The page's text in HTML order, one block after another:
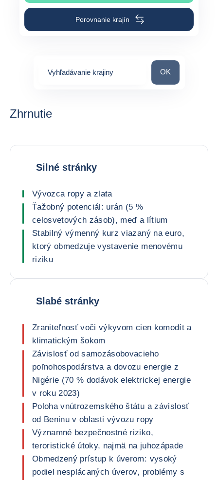
Porovnanie krajín
Vyhľadávanie krajiny Vyhľadávanie
OK
Zhrnutie
Silné stránky
Vývozca ropy a zlata
Ťažobný potenciál: urán (5 %
celosvetových zásob), meď a lítium
Stabilný výmenný kurz viazaný na euro,
ktorý obmedzuje vystavenie menovému
riziku
Slabé stránky
Zraniteľnosť voči výkyvom cien komodít a
klimatickým šokom
Závislosť od samozásobovacieho
poľnohospodárstva a dovozu energie z
Nigérie (70 % dodávok elektrickej energie
v roku 2023)
Poloha vnútrozemského štátu a závislosť
od Beninu v oblasti vývozu ropy
Významné bezpečnostné riziko,
teroristické útoky, najmä na juhozápade
Obmedzený prístup k úverom: vysoký
podiel nesplácaných úverov, problémy s